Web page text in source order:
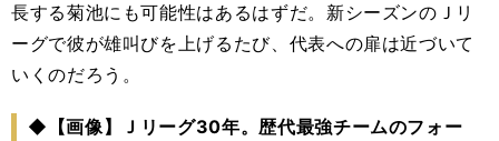
長する菊池にも可能性はあるはずだ。新シーズンのＪリ
ーグで彼が雄叫びを上げるたび、代表への扉は近づいて
いくのだろう。
◆【画像】Ｊリーグ30年。歴代最強チームのフォー